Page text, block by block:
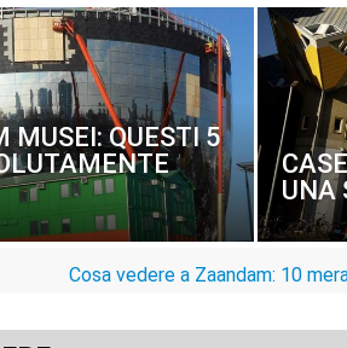
MUSEI: QUESTI 5
UNA
Cosa vedere a Zaandam: 10